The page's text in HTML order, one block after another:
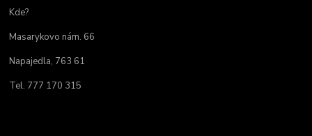
Kde?
Masarykovo nám. 66
Napajedla, 763 61
Tel. 777 170 315